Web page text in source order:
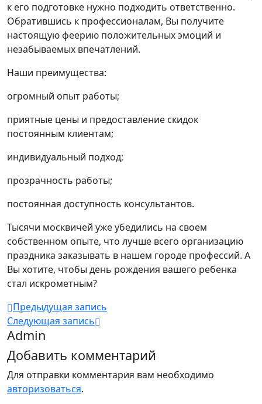
к его подготовке нужно подходить ответственно.
Обратившись к профессионалам, Вы получите
настоящую феерию положительных эмоций и
незабываемых впечатлений.
Наши преимущества:
огромный опыт работы;
приятные цены и предоставление скидок
постоянным клиентам;
индивидуальный подход;
прозрачность работы;
постоянная доступность консультантов.
Тысячи москвичей уже убедились на своем
собственном опыте, что лучше всего организацию
праздника заказывать в нашем городе профессий. А
Вы хотите, чтобы день рождения вашего ребенка
стал искрометным?
Предыдущая запись
Следующая запись
Admin
Добавить комментарий
Для отправки комментария вам необходимо
авторизоваться.